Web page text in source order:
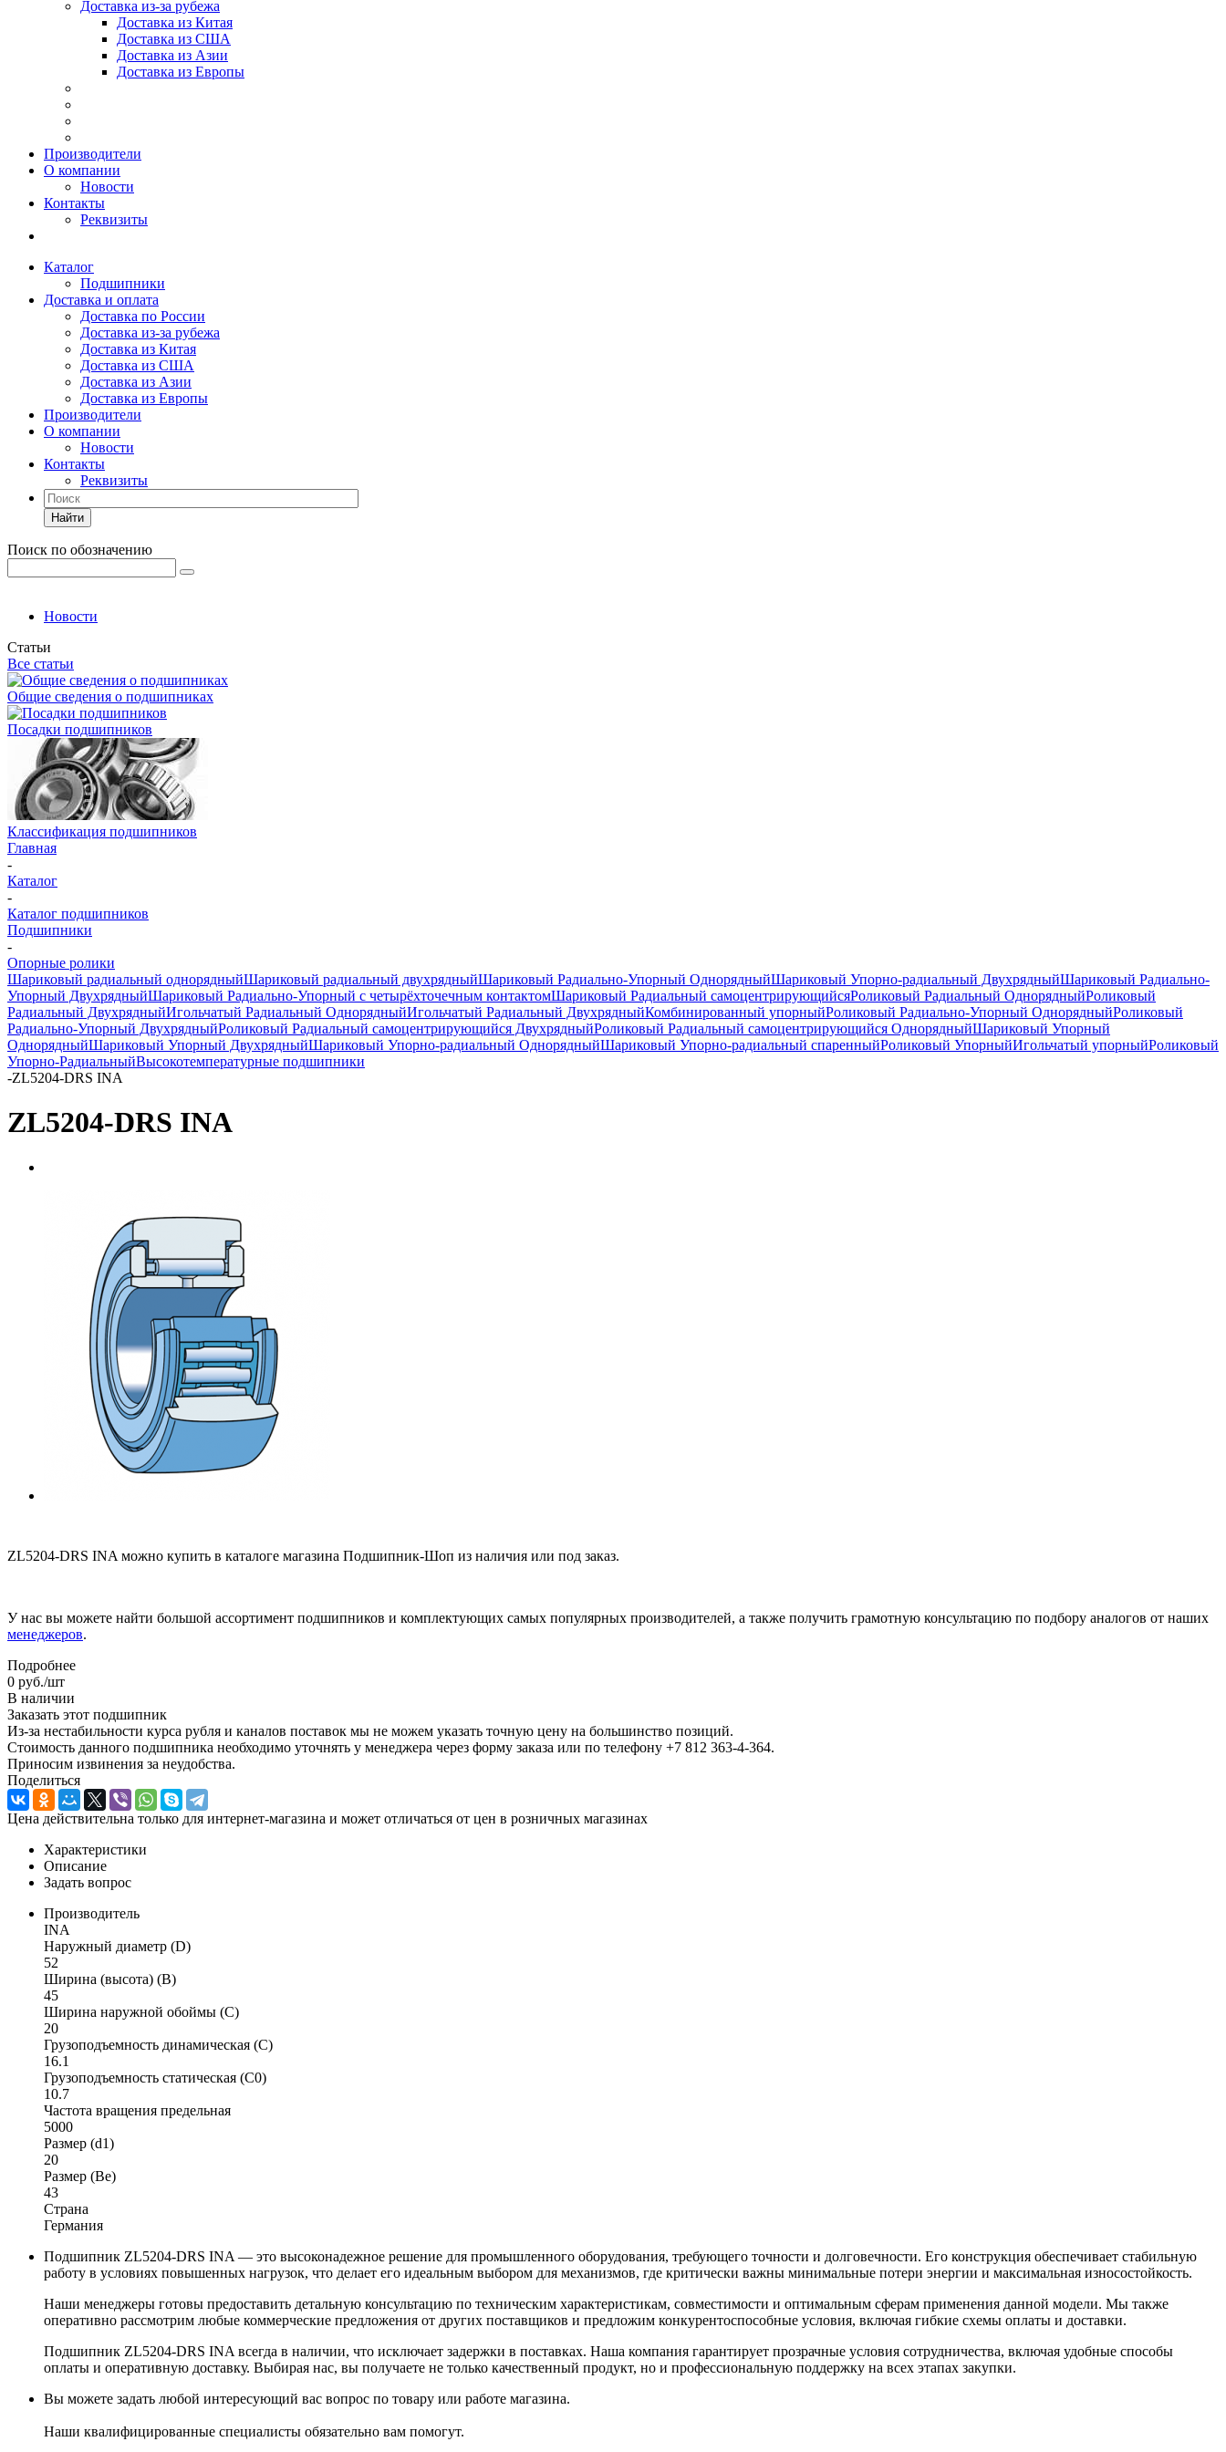
Доставка из-за рубежа
Доставка из Китая
Доставка из США
Доставка из Азии
Доставка из Европы
Производители
О компании
Новости
Контакты
Реквизиты
Каталог
Подшипники
Доставка и оплата
Доставка по России
Доставка из-за рубежа
Доставка из Китая
Доставка из США
Доставка из Азии
Доставка из Европы
Производители
О компании
Новости
Контакты
Реквизиты
Найти
Поиск по обозначению
Новости
Статьи
Все статьи
Общие сведения о подшипниках
Посадки подшипников
Классификация подшипников
Главная
-
Каталог
-
Каталог подшипников
Подшипники
-
Опорные ролики
Шариковый радиальный однорядныйШариковый радиальный двухрядныйШариковый Радиально-Упорный ОднорядныйШариковый Упорно-радиальный ДвухрядныйШариковый Радиально-
Упорный ДвухрядныйШариковый Радиально-Упорный с четырёхточечным контактомШариковый Радиальный самоцентрирующийсяРоликовый Радиальный ОднорядныйРоликовый
Радиальный ДвухрядныйИгольчатый Радиальный ОднорядныйИгольчатый Радиальный ДвухрядныйКомбинированный упорныйРоликовый Радиально-Упорный ОднорядныйРоликовый
Радиально-Упорный ДвухрядныйРоликовый Радиальный самоцентрирующийся ДвухрядныйРоликовый Радиальный самоцентрирующийся ОднорядныйШариковый Упорный
ОднорядныйШариковый Упорный ДвухрядныйШариковый Упорно-радиальный ОднорядныйШариковый Упорно-радиальный спаренныйРоликовый УпорныйИгольчатый упорныйРоликовый
Упорно-РадиальныйВысокотемпературные подшипники
-ZL5204-DRS INA
ZL5204-DRS INA
ZL5204-DRS INA можно купить в каталоге магазина Подшипник-Шоп из наличия или под заказ.
У нас вы можете найти большой ассортимент подшипников и комплектующих самых популярных производителей, а также получить грамотную консультацию по подбору аналогов от наших
менеджеров.
Подробнее
0 руб./шт
В наличии
Заказать этот подшипник
Из-за нестабильности курса рубля и каналов поставок мы не можем указать точную цену на большинство позиций.
Стоимость данного подшипника необходимо уточнять у менеджера через форму заказа или по телефону +7 812 363-4-364.
Приносим извинения за неудобства.
Поделиться
Цена действительна только для интернет-магазина и может отличаться от цен в розничных магазинах
Характеристики
Описание
Задать вопрос
Производитель
INA
Наружный диаметр (D)
52
Ширина (высота) (B)
45
Ширина наружной обоймы (C)
20
Грузоподъемность динамическая (C)
16.1
Грузоподъемность статическая (C0)
10.7
Частота вращения предельная
5000
Размер (d1)
20
Размер (Be)
43
Страна
Германия
Подшипник ZL5204-DRS INA — это высоконадежное решение для промышленного оборудования, требующего точности и долговечности. Его конструкция обеспечивает стабильную
работу в условиях повышенных нагрузок, что делает его идеальным выбором для механизмов, где критически важны минимальные потери энергии и максимальная износостойкость.
Наши менеджеры готовы предоставить детальную консультацию по техническим характеристикам, совместимости и оптимальным сферам применения данной модели. Мы также
оперативно рассмотрим любые коммерческие предложения от других поставщиков и предложим конкурентоспособные условия, включая гибкие схемы оплаты и доставки.
Подшипник ZL5204-DRS INA всегда в наличии, что исключает задержки в поставках. Наша компания гарантирует прозрачные условия сотрудничества, включая удобные способы
оплаты и оперативную доставку. Выбирая нас, вы получаете не только качественный продукт, но и профессиональную поддержку на всех этапах закупки.
Вы можете задать любой интересующий вас вопрос по товару или работе магазина.
Наши квалифицированные специалисты обязательно вам помогут.